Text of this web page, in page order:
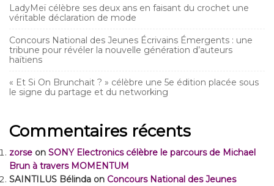
LadyMeï célèbre ses deux ans en faisant du crochet une
véritable déclaration de mode
Concours National des Jeunes Écrivains Émergents : une
tribune pour révéler la nouvelle génération d’auteurs
haïtiens
« Et Si On Brunchait ? » célèbre une 5e édition placée sous
le signe du partage et du networking
Commentaires récents
zorse on SONY Electronics célèbre le parcours de Michael
Brun à travers MOMENTUM
SAINTILUS Bélinda on Concours National des Jeunes